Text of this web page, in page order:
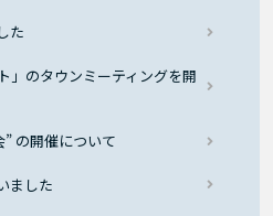
た
」のタウンミーティングを開
の開催について
ました